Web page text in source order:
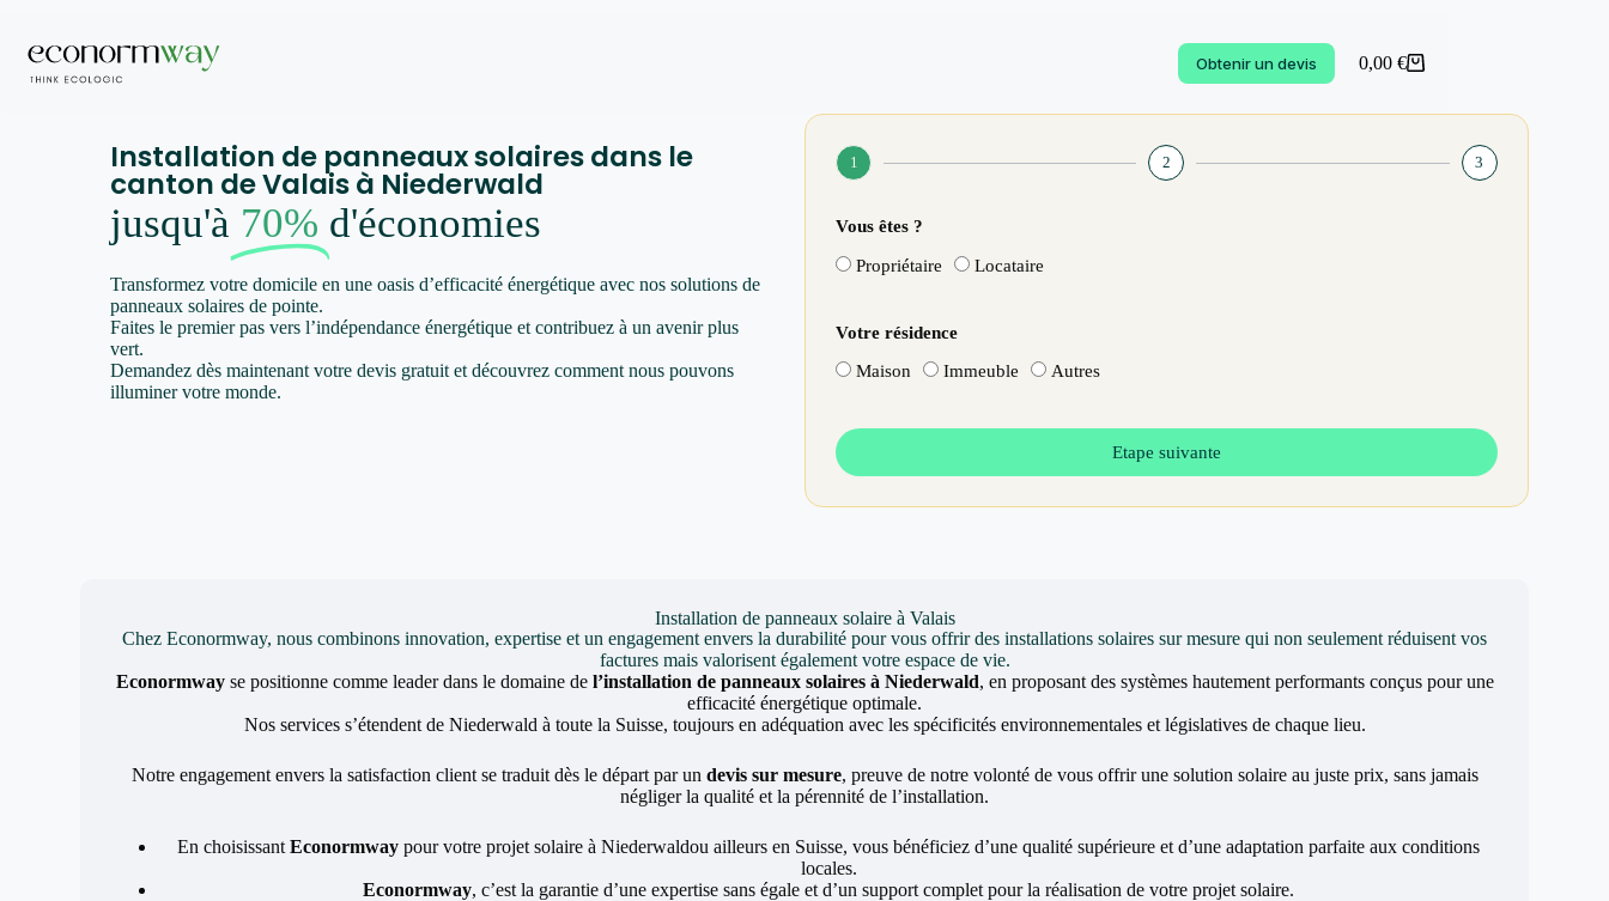
Obtenir un devis 0,00 €
Installation de panneaux solaires dans le
canton de Valais à Niederwald
jusqu'à 70% d'économies
Transformez votre domicile en une oasis d’efficacité énergétique avec nos solutions de
panneaux solaires de pointe.
Faites le premier pas vers l’indépendance énergétique et contribuez à un avenir plus
vert.
Demandez dès maintenant votre devis gratuit et découvrez comment nous pouvons
illuminer votre monde.
1 2 3
Vous êtes ?
Propriétaire Locataire
Votre résidence
Maison Immeuble Autres
Etape suivante
Installation de panneaux solaire à Valais
Chez Econormway, nous combinons innovation, expertise et un engagement envers la durabilité pour vous offrir des installations solaires sur mesure qui non seulement réduisent vos
factures mais valorisent également votre espace de vie.
Econormwayse positionne comme leader dans le domaine de l’installation de panneaux solaires à Niederwald, en proposant des systèmes hautement performants conçus pour une
efficacité énergétique optimale.
Nos services s’étendent de Niederwald à toute la Suisse, toujours en adéquation avec les spécificités environnementales et législatives de chaque lieu.
Notre engagement envers la satisfaction client se traduit dès le départ par un devis sur mesure, preuve de notre volonté de vous offrir une solution solaire au juste prix, sans jamais
négliger la qualité et la pérennité de l’installation.
En choisissant Econormway pour votre projet solaire à Niederwaldou ailleurs en Suisse, vous bénéficiez d’une qualité supérieure et d’une adaptation parfaite aux conditions
locales.
Econormway, c’est la garantie d’une expertise sans égale et d’un support complet pour la réalisation de votre projet solaire.